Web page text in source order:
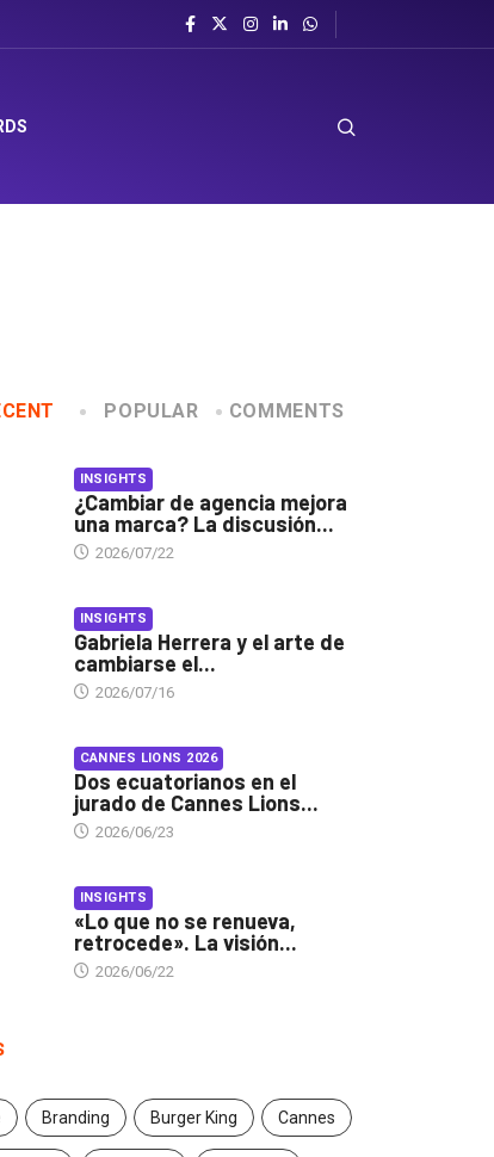
POPULAR COMMENTS
INSIGHTS
¿Cambiar de agencia mejora
una marca? La discusión...
2026/07/22
INSIGHTS
Gabriela Herrera y el arte de
cambiarse el...
2026/07/16
CANNES LIONS 2026
Dos ecuatorianos en el
jurado de Cannes Lions...
2026/06/23
INSIGHTS
«Lo que no se renueva,
retrocede». La visión...
2026/06/22
Branding Burger King Cannes